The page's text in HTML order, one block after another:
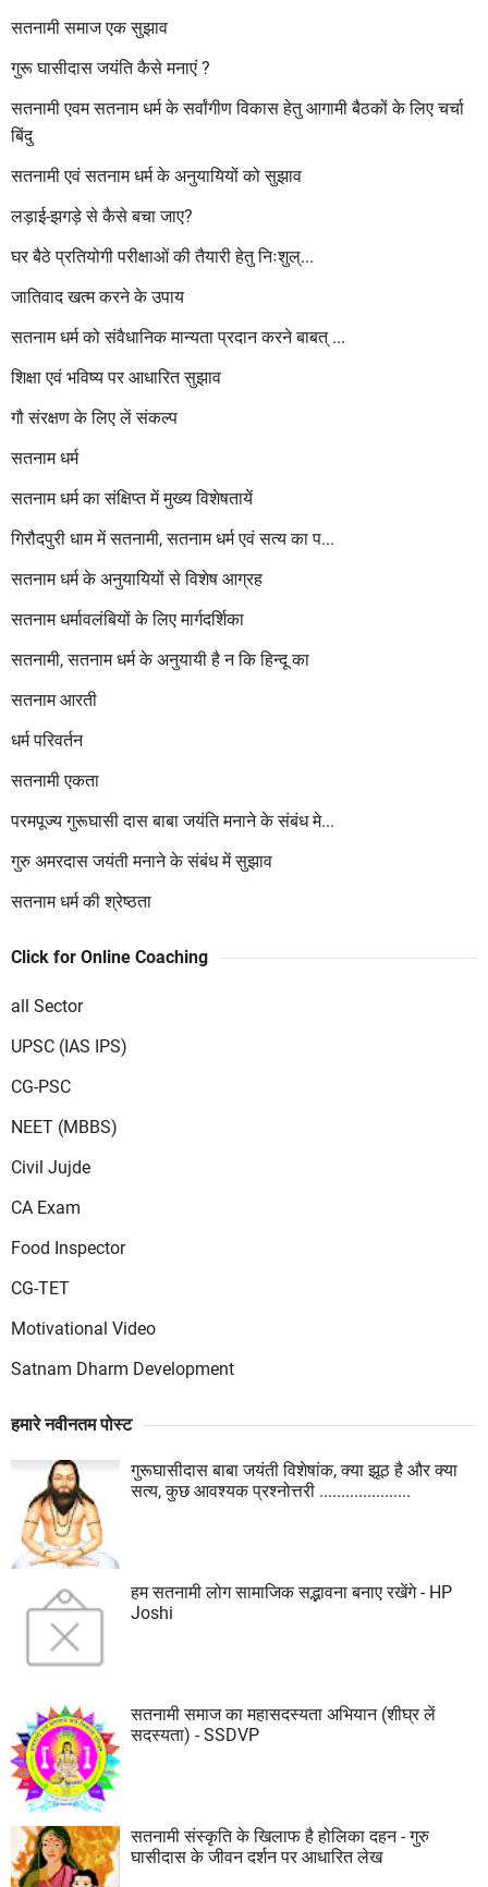
सतनामी समाज एक सुझाव
गुरू घासीदास जयंति कैसे मनाएं ?
सतनामी एवम सतनाम धर्म के सर्वांगीण विकास हेतु आगामी बैठकों के लिए चर्चा
बिंदु
सतनामी एवं सतनाम धर्म के अनुयायियों को सुझाव
लड़ाई-झगड़े से कैसे बचा जाए?
घर बैठे प्रतियोगी परीक्षाओं की तैयारी हेतु निःशुल्...
जातिवाद खत्म करने के उपाय
सतनाम धर्म को संवैधानिक मान्यता प्रदान करने बाबत् ...
शिक्षा एवं भविष्य पर आधारित सुझाव
गौ संरक्षण के लिए लें संकल्प
सतनाम धर्म
सतनाम धर्म का संक्षिप्त में मुख्य विशेषतायें
गिरौदपुरी धाम में सतनामी, सतनाम धर्म एवं सत्य का प...
सतनाम धर्म के अनुयायियों से विशेष आग्रह
सतनाम धर्मावलंबियों के लिए मार्गदर्शिका
सतनामी, सतनाम धर्म के अनुयायी है न कि हिन्दू का
सतनाम आरती
धर्म परिवर्तन
सतनामी एकता
परमपूज्य गुरूघासी दास बाबा जयंति मनाने के संबंध मे...
गुरु अमरदास जयंती मनाने के संबंध में सुझाव
सतनाम धर्म की श्रेष्ठता
Click for Online Coaching
all Sector
UPSC (IAS IPS)
CG-PSC
NEET (MBBS)
Civil Jujde
CA Exam
Food Inspector
CG-TET
Motivational Video
Satnam Dharm Development
हमारे नवीनतम पोस्ट
गुरूघासीदास बाबा जयंती विशेषांक, क्या झूठ है और क्या
सत्य, कुछ आवश्यक प्रश्नोत्तरी .....................
हम सतनामी लोग सामाजिक सद्भावना बनाए रखेंगे - HP
Joshi
सतनामी समाज का महासदस्यता अभियान (शीघ्र लें
सदस्यता) - SSDVP
सतनामी संस्कृति के खिलाफ है होलिका दहन - गुरु
घासीदास के जीवन दर्शन पर आधारित लेख